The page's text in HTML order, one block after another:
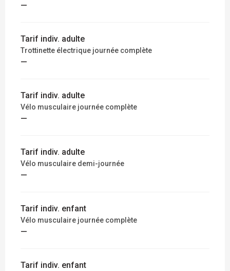
—
Tarif indiv. adulte
Trottinette électrique journée complète
—
Tarif indiv. adulte
Vélo musculaire journée complète
—
Tarif indiv. adulte
Vélo musculaire demi-journée
—
Tarif indiv. enfant
Vélo musculaire journée complète
—
Tarif indiv. enfant